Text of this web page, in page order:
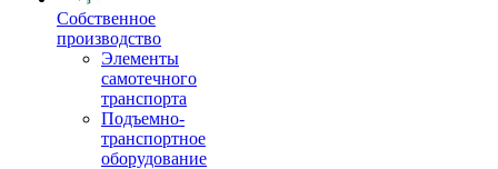
Собственное
производство
Элементы
самотечного
транспорта
Подъемно-
транспортное
оборудование